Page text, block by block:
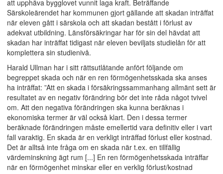
att upphäva bygglovet vunnit laga kraft. Beträffande
Särskoleärendet har kommunen gjort gällande att skadan inträffat
när eleven gått i särskola och att skadan bestått i förlust av
adekvat utbildning. Länsförsäkringar har för sin del hävdat att
skadan har inträffat tidigast när eleven beviljats studielån för att
komplettera sin studienivå.
Harald Ullman har i sitt rättsutlåtande anfört följande om
begreppet skada och när en ren förmögenhetsskada ska anses
ha inträffat: ”Att en skada i försäkringssammanhang allmänt sett är
resultatet av en negativ förändring bör det inte råda något tvivel
om. Att den negativa förändringen ska kunna beräknas i
ekonomiska termer är väl också klart. Den i dessa termer
beräknade förändringen måste emellertid vara definitiv eller i vart
fall varaktig. En skada är en verkligt inträffad förlust eller kostnad.
Det är alltså inte fråga om en skada när t.ex. en tillfällig
värdeminskning ägt rum [...] En ren förmögenhetsskada inträffar
när en förmögenhet minskar eller en verklig förlust/kostnad